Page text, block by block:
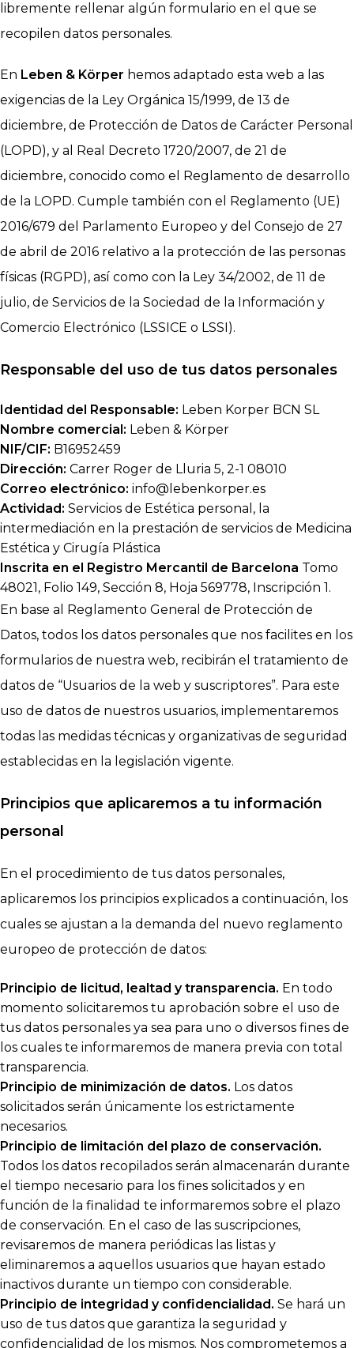
libremente rellenar algún formulario en el que se
recopilen datos personales.
En Leben & Körper hemos adaptado esta web a las
exigencias de la Ley Orgánica 15/1999, de 13 de
diciembre, de Protección de Datos de Carácter Personal
(LOPD), y al Real Decreto 1720/2007, de 21 de
diciembre, conocido como el Reglamento de desarrollo
de la LOPD. Cumple también con el Reglamento (UE)
2016/679 del Parlamento Europeo y del Consejo de 27
de abril de 2016 relativo a la protección de las personas
físicas (RGPD), así como con la Ley 34/2002, de 11 de
julio, de Servicios de la Sociedad de la Información y
Comercio Electrónico (LSSICE o LSSI).
Responsable del uso de tus datos personales
Identidad del Responsable: Leben Korper BCN SL
Nombre comercial: Leben & Körper
NIF/CIF: B16952459
Dirección: Carrer Roger de Lluria 5, 2-1 08010
Correo electrónico: info@lebenkorper.es
Actividad: Servicios de Estética personal, la
intermediación en la prestación de servicios de Medicina
Estética y Cirugía Plástica
Inscrita en el Registro Mercantil de Barcelona Tomo
48021, Folio 149, Sección 8, Hoja 569778, Inscripción 1.
En base al Reglamento General de Protección de
Datos, todos los datos personales que nos facilites en los
formularios de nuestra web, recibirán el tratamiento de
datos de “Usuarios de la web y suscriptores”. Para este
uso de datos de nuestros usuarios, implementaremos
todas las medidas técnicas y organizativas de seguridad
establecidas en la legislación vigente.
Principios que aplicaremos a tu información
personal
En el procedimiento de tus datos personales,
aplicaremos los principios explicados a continuación, los
cuales se ajustan a la demanda del nuevo reglamento
europeo de protección de datos:
Principio de licitud, lealtad y transparencia. En todo
momento solicitaremos tu aprobación sobre el uso de
tus datos personales ya sea para uno o diversos fines de
los cuales te informaremos de manera previa con total
transparencia.
Principio de minimización de datos. Los datos
solicitados serán únicamente los estrictamente
necesarios.
Principio de limitación del plazo de conservación.
Todos los datos recopilados serán almacenarán durante
el tiempo necesario para los fines solicitados y en
función de la finalidad te informaremos sobre el plazo
de conservación. En el caso de las suscripciones,
revisaremos de manera periódicas las listas y
eliminaremos a aquellos usuarios que hayan estado
inactivos durante un tiempo con considerable.
Principio de integridad y confidencialidad. Se hará un
uso de tus datos que garantiza la seguridad y
confidencialidad de los mismos. Nos comprometemos a